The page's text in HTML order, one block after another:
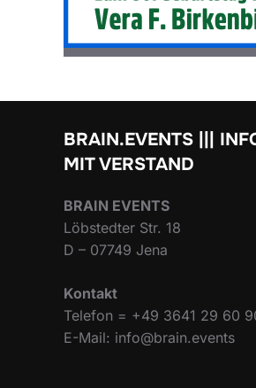
BRAIN.EVENTS |||
MIT VERSTAND
BRAIN EVENTS
Löbstedter Str. 18
D – 07749 Jena
Kontakt
Telefon = +49 3641 29 60
E-Mail: info@brain.events